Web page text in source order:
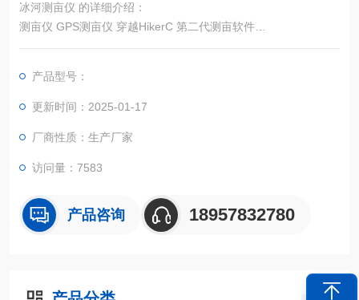
冰河测亩仪 的详细介绍：
测亩仪 GPS测亩仪 穿越HikerC 第二代测亩软件
测亩仪 穿越HikerC的面积测量功能主要是针对农田、林地、水域
据。
产品型号：
更新时间：2025-01-17
厂商性质：生产厂家
访问量：7583
产品咨询 18957832780